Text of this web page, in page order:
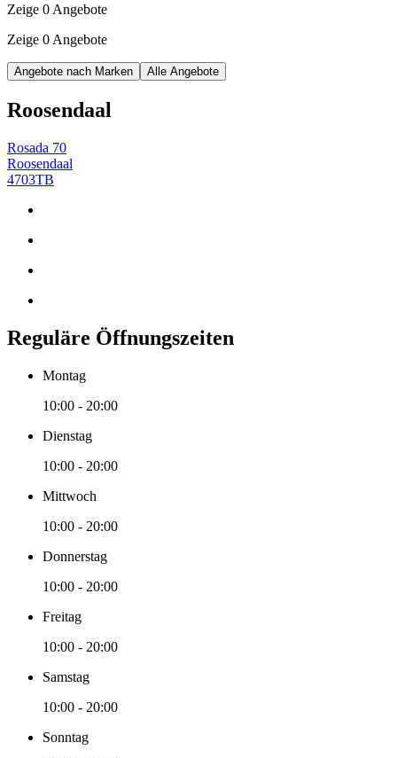
Zeige 0 Angebote
Zeige 0 Angebote
Angebote nach Marken Alle Angebote
Roosendaal
Rosada 70
Roosendaal
4703TB
Reguläre Öffnungszeiten
Montag
10:00 - 20:00
Dienstag
10:00 - 20:00
Mittwoch
10:00 - 20:00
Donnerstag
10:00 - 20:00
Freitag
10:00 - 20:00
Samstag
10:00 - 20:00
Sonntag